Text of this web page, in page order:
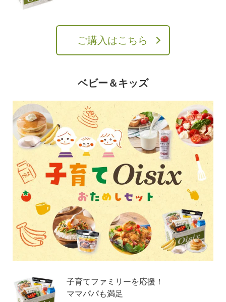
ご購入はこちら
ベビー＆キッズ
子育てファミリーを応援！
ママパパも満足